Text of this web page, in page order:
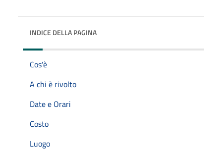
INDICE DELLA PAGINA
Cos'è
A chi è rivolto
Date e Orari
Costo
Luogo